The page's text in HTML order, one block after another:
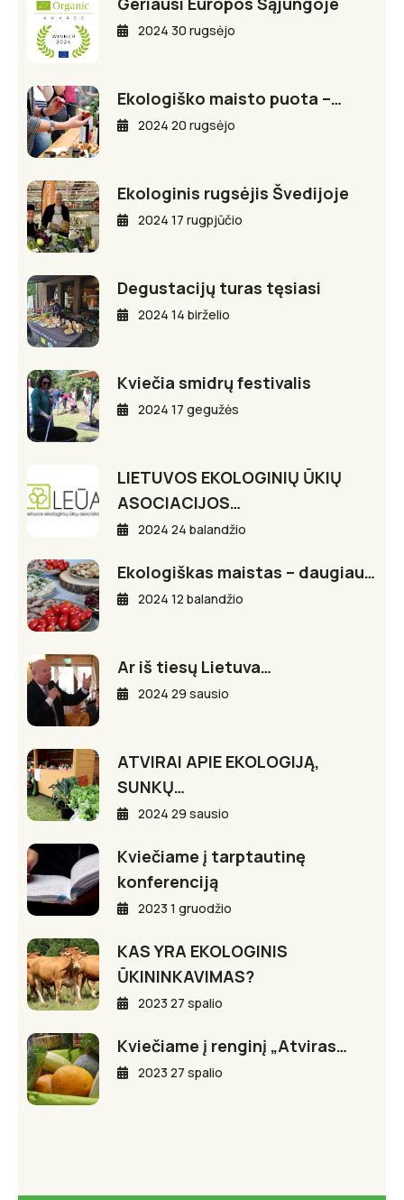
2024 30 rugsėjo
Ekologiško maisto puota –…
2024 20 rugsėjo
Ekologinis rugsėjis Švedijoje
2024 17 rugpjūčio
Degustacijų turas tęsiasi
2024 14 birželio
Kviečia smidrų festivalis
2024 17 gegužės
LIETUVOS EKOLOGINIŲ ŪKIŲ
ASOCIACIJOS…
2024 24 balandžio
Ekologiškas maistas – daugiau…
2024 12 balandžio
Ar iš tiesų Lietuva…
2024 29 sausio
ATVIRAI APIE EKOLOGIJĄ,
SUNKŲ…
2024 29 sausio
Kviečiame į tarptautinę
konferenciją
2023 1 gruodžio
KAS YRA EKOLOGINIS
ŪKININKAVIMAS?
2023 27 spalio
Kviečiame į renginį „Atviras…
2023 27 spalio